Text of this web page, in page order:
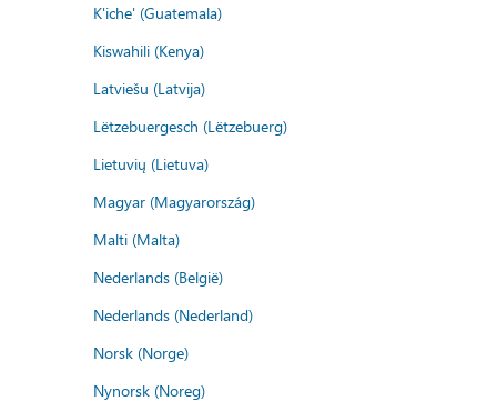
K'iche' (Guatemala)
Kiswahili (Kenya)
Latviešu (Latvija)
Lëtzebuergesch (Lëtzebuerg)
Lietuvių (Lietuva)
Magyar (Magyarország)
Malti (Malta)
Nederlands (België)
Nederlands (Nederland)
Norsk (Norge)
Nynorsk (Noreg)